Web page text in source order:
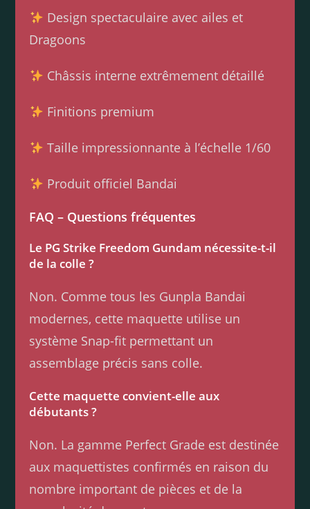
Design spectaculaire avec ailes et
Dragoons
Châssis interne extrêmement détaillé
Finitions premium
Taille impressionnante à l’échelle 1/60
Produit officiel Bandai
FAQ – Questions fréquentes
Le PG Strike Freedom Gundam nécessite-t-il
de la colle ?
Non. Comme tous les Gunpla Bandai
modernes, cette maquette utilise un
système Snap-fit permettant un
assemblage précis sans colle.
Cette maquette convient-elle aux
débutants ?
Non. La gamme Perfect Grade est destinée
aux maquettistes confirmés en raison du
nombre important de pièces et de la